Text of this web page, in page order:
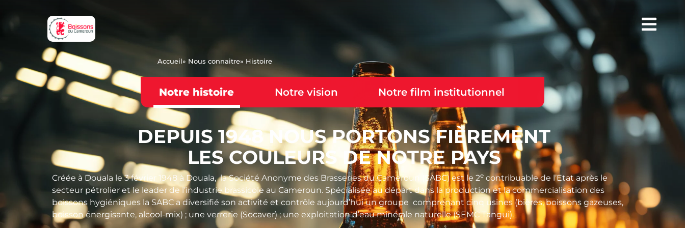
Accueil» Nous connaitre» Histoire
Notre histoire Notre vision Notre film institutionnel
DEPUIS 1948 NOUS PORTONS FIÈREMENT
LES COULEURS DE NOTRE PAYS
Créée à Douala le 3 février 1948 à Douala, la Société Anonyme des Brasseries du Cameroun (SABC) est le 2e contribuable de l’Etat après le
secteur pétrolier et le leader de l’industrie brassicole au Cameroun. Spécialisée au départ dans la production et la commercialisation des
boissons hygiéniques la SABC a diversifié son activité et contrôle aujourd’hui un groupe comprenant cinq usines (bières, boissons gazeuses,
boisson énergisante, alcool-mix) ; une verrerie (Socaver) ; une exploitation d’eau minérale naturelle (SEMC Tangui).